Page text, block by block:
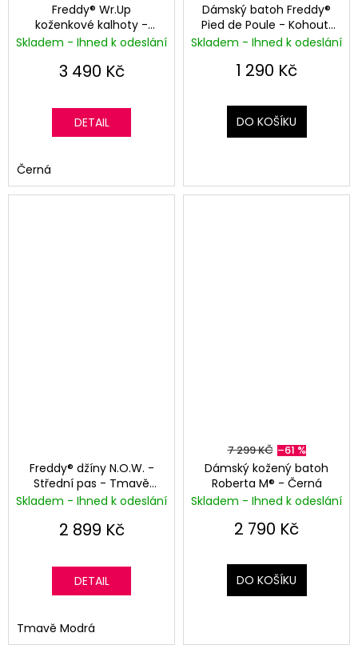
Freddy® Wr.Up
koženkové kalhoty -
Skinny - Vysoký pas -
Skladem - Ihned k odeslání
3 490 Kč
DETAIL
Černá
Dámský batoh Freddy®
Pied de Poule - Kohoutí
stopa
Skladem - Ihned k odeslání
1 290 Kč
DO KOŠÍKU
Freddy® džíny N.O.W. -
Střední pas - Tmavě
modré
Skladem - Ihned k odeslání
2 899 Kč
DETAIL
Tmavě Modrá
7 299 KČ –61 %
Dámský kožený batoh
Roberta M® - Černá
Skladem - Ihned k odeslání
2 790 Kč
DO KOŠÍKU